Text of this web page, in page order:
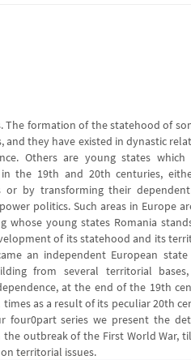
The formation of the statehood of
and they have existed in dynastic
Others are young states which
the 19th and 20th centuries,
or by transforming their
politics. Such areas in Europe
whose young states Romania
of its statehood and its
an independent European
from several territorial
at the end of the 19th
as a result of its peculiar 20th
series we present the
outbreak of the First World War,
territorial issues.